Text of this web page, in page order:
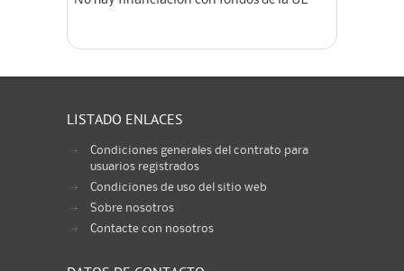
LISTADO ENLACES
Condiciones generales del contrato para
usuarios registrados
Condiciones de uso del sitio web
Sobre nosotros
Contacte con nosotros